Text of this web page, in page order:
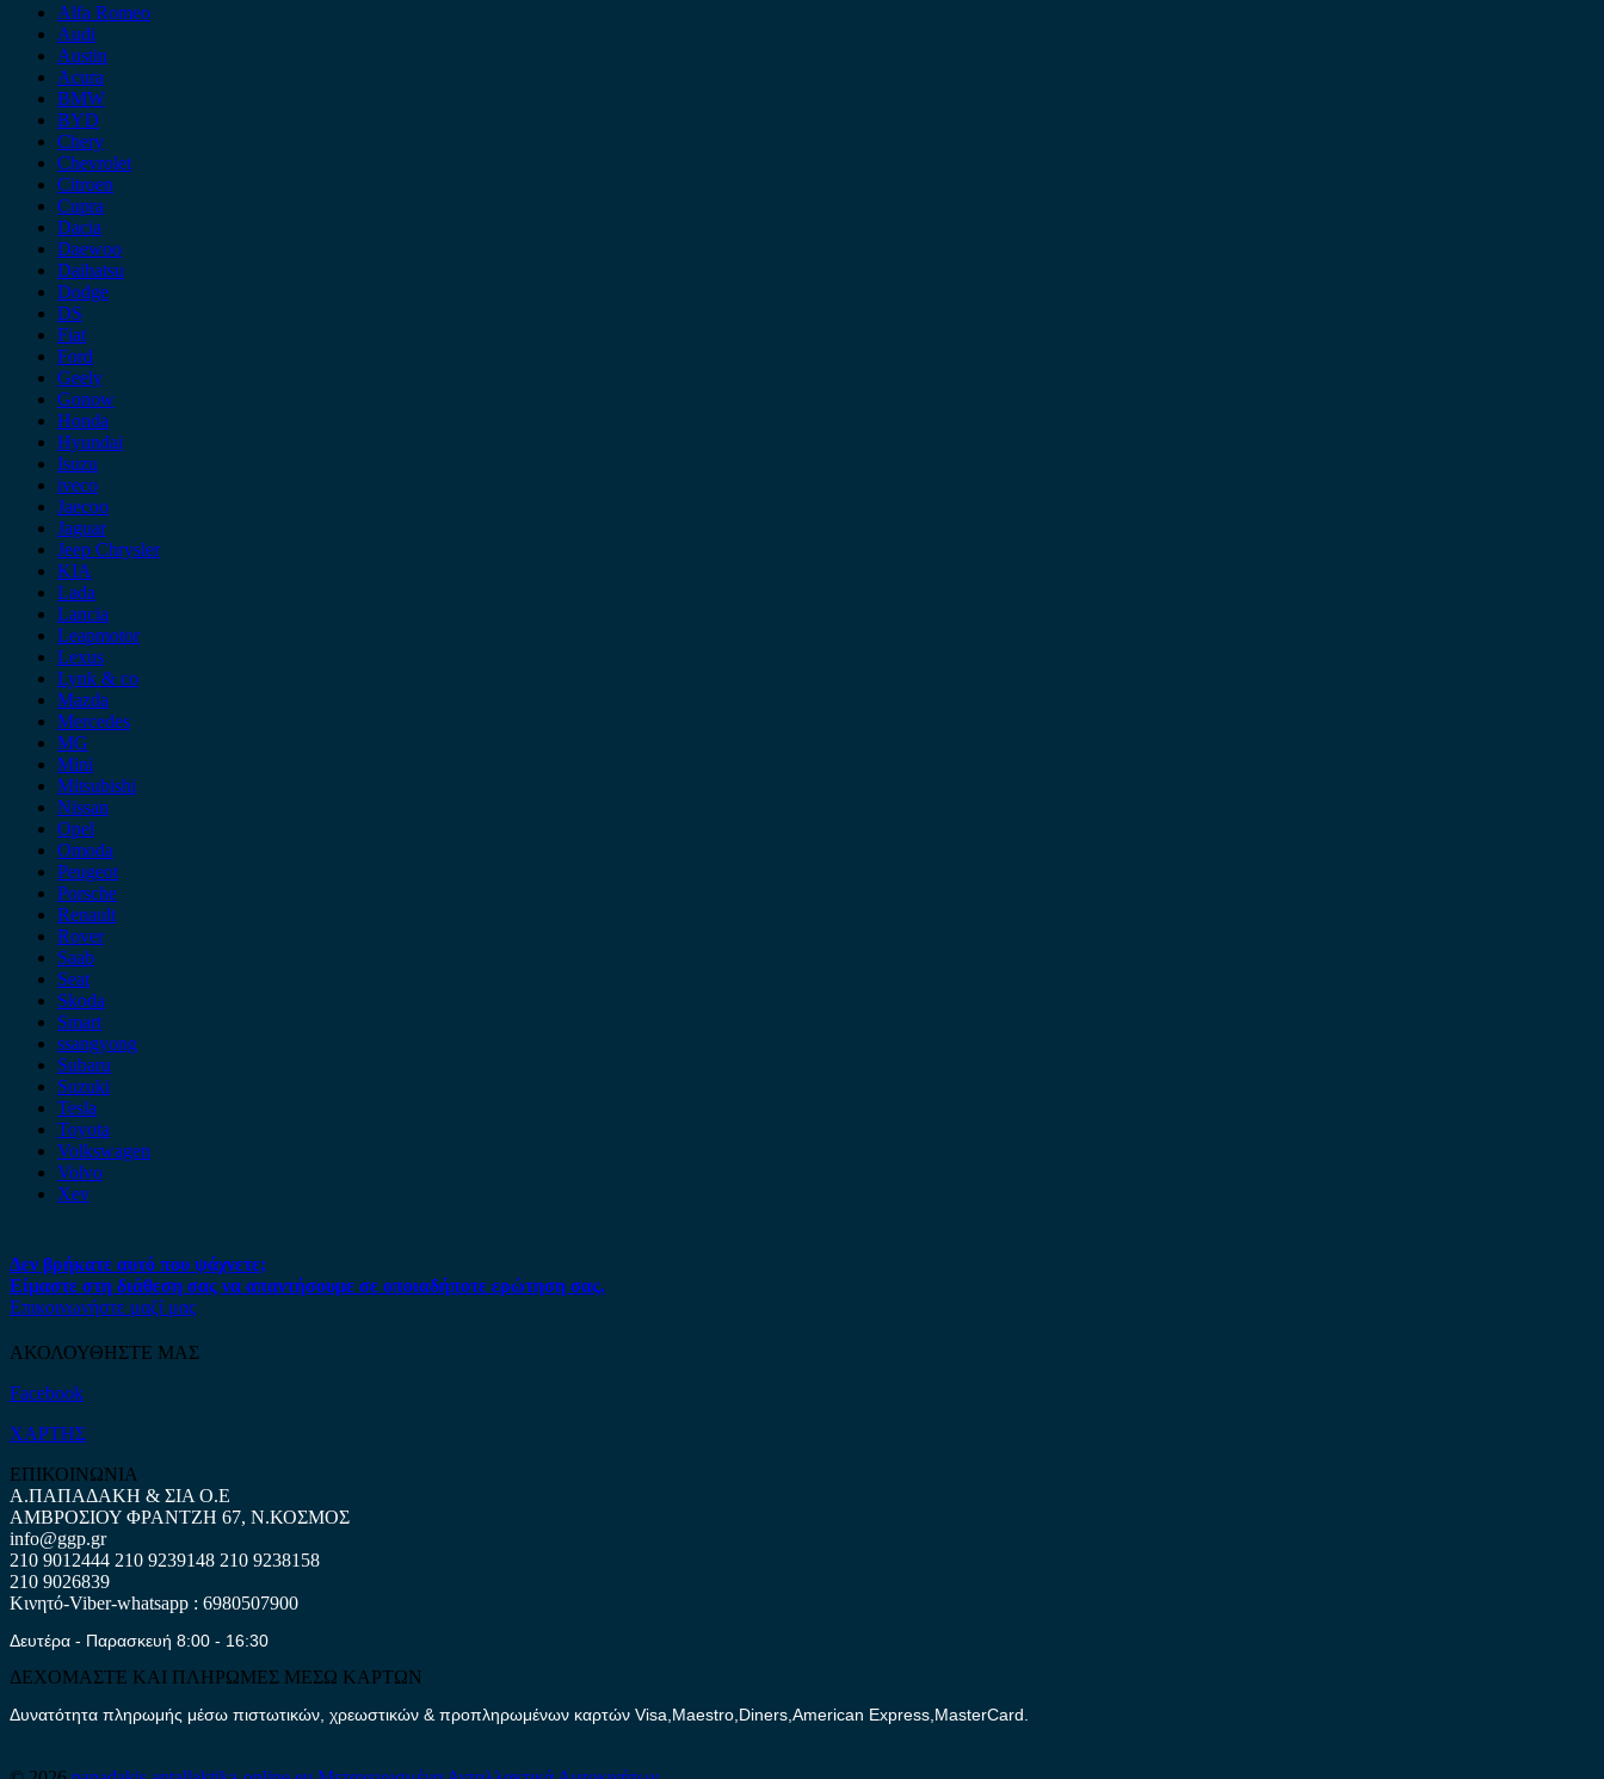
Alfa Romeo
Audi
Austin
Acura
BMW
BYD
Chery
Chevrolet
Citroen
Cupra
Dacia
Daewoo
Daihatsu
Dodge
DS
Fiat
Ford
Geely
Gonow
Honda
Hyundai
Isuzu
iveco
Jaecoo
Jaguar
Jeep Chrysler
KIA
Lada
Lancia
Leapmotor
Lexus
Lynk & co
Mazda
Mercedes
MG
Mini
Mitsubishi
Nissan
Opel
Omoda
Peugeot
Porsche
Renault
Rover
Saab
Seat
Skoda
Smart
ssangyong
Subaru
Suzuki
Tesla
Toyota
Volkswagen
Volvo
Xev
Δεν βρήκατε αυτό που ψάχνετε;
Είμαστε στη διάθεση σας να απαντήσουμε σε οποιαδήποτε ερώτηση σας.
Επικοινωνήστε μαζί μας
ΑΚΟΛΟΥΘΗΣΤΕ ΜΑΣ
Facebook
ΧΑΡΤΗΣ
ΕΠΙΚΟΙΝΩΝΙΑ
Α.ΠΑΠΑΔΑΚΗ & ΣΙΑ Ο.Ε
ΑΜΒΡΟΣΙΟΥ ΦΡΑΝΤΖΗ 67, Ν.ΚΟΣΜΟΣ
info@ggp.gr
210 9012444 210 9239148 210 9238158
210 9026839
Κινητό-Viber-whatsapp : 6980507900
Δευτέρα - Παρασκευή 8:00 - 16:30
ΔΕΧΟΜΑΣΤΕ ΚΑΙ ΠΛΗΡΩΜΕΣ ΜΕΣΩ ΚΑΡΤΩΝ
Δυνατότητα πληρωμής μέσω πιστωτικών, χρεωστικών & προπληρωμένων καρτών Visa,Maestro,Diners,American Express,MasterCard.